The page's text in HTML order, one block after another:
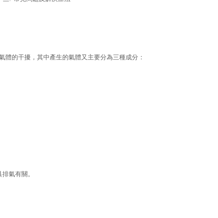
的干擾，其中產生的氣體又主要分為三種成分：
氣有關。